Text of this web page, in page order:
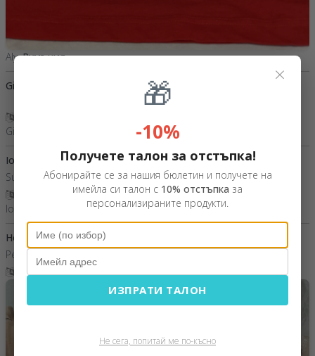
Aly,Румъния
Giusca Mariana 15 Февруари 2026
Giusca Mariana,
Ioana 06 Юни 2026
Sunteți rapizi, iar obiectele sunt de foarte bună calitate.
Покажи превод
Ioana,
Horja Ioana 19 Март 2026
Pentru lucrul bine făcut,,frumos pentru corectitudine.
Покажи превод
×
🎁
-10%
Получете талон за отстъпка!
Абонирайте се за нашия бюлетин и получете на
имейла си талон с 10% отстъпка за
персонализираните продукти.
ИЗПРАТИ ТАЛОН
Не сега, попитай ме по-късно